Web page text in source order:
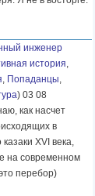
инженер
история,
, Попаданцы,
) 03 08
как насчет
в
XVI века,
на современном
перебор)